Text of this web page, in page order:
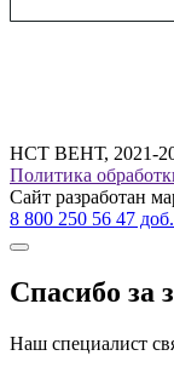
НСТ ВЕНТ, 2021-
Политика
Сайт разработан
8 800 250 56 47
Спасибо за
Наш специалист